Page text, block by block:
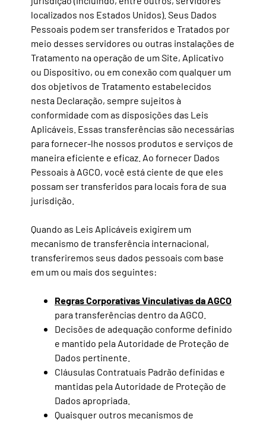
localizados nos Estados Unidos). Seus Dados
Pessoais podem ser transferidos e Tratados por
meio desses servidores ou outras instalações de
Tratamento na operação de um Site, Aplicativo
ou Dispositivo, ou em conexão com qualquer um
dos objetivos de Tratamento estabelecidos
nesta Declaração, sempre sujeitos à
conformidade com as disposições das Leis
Aplicáveis. Essas transferências são necessárias
para fornecer-lhe nossos produtos e serviços de
maneira eficiente e eficaz. Ao fornecer Dados
Pessoais à AGCO, você está ciente de que eles
possam ser transferidos para locais fora de sua
jurisdição.
Quando as Leis Aplicáveis exigirem um
mecanismo de transferência internacional,
transferiremos seus dados pessoais com base
em um ou mais dos seguintes:
Regras Corporativas Vinculativas da AGCO
para transferências dentro da AGCO.
Decisões de adequação conforme definido
e mantido pela Autoridade de Proteção de
Dados pertinente.
Cláusulas Contratuais Padrão definidas e
mantidas pela Autoridade de Proteção de
Dados apropriada.
Quaisquer outros mecanismos de